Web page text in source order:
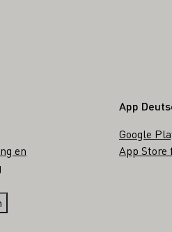
en
App
Google
App Store